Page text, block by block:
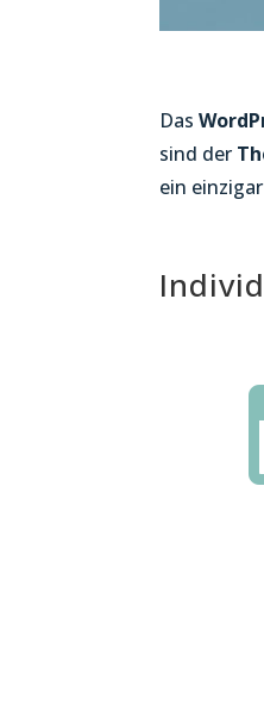
Das
sind der
ein